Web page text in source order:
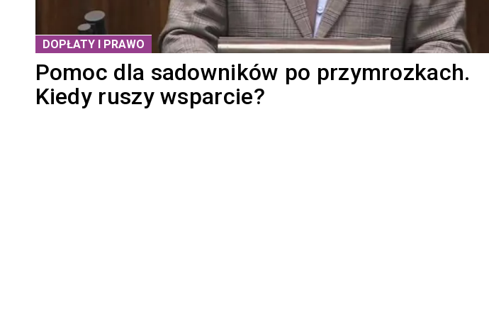
DOPŁATY I PRAWO
Pomoc dla sadowników po przymrozkach.
Kiedy ruszy wsparcie?